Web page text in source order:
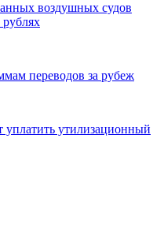
воздушных судов
переводов за рубеж
утилизационный